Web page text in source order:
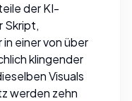
der KI-
Skript,
einer von über
klingender
Visuals
werden zehn